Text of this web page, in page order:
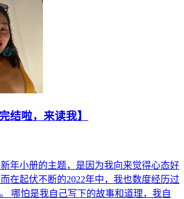
结啦，来读我】
年小册的主题，是因为我向来觉得心态好
在起伏不断的2022年中，我也数度经历过
哪怕是我自己写下的故事和道理，我自